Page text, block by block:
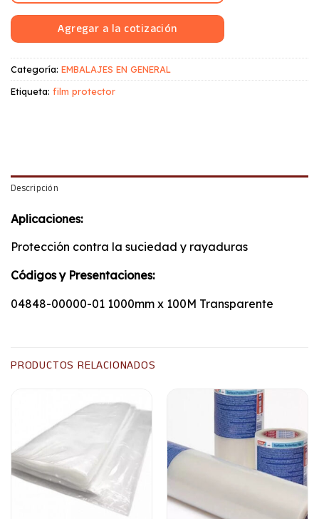
Agregar a la cotización
Categoría: EMBALAJES EN GENERAL
Etiqueta: film protector
Descripción
Aplicaciones:
Protección contra la suciedad y rayaduras
Códigos y Presentaciones:
04848-00000-01 1000mm x 100M Transparente
PRODUCTOS RELACIONADOS